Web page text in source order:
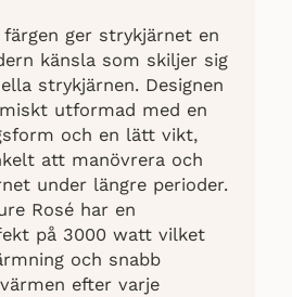
färgen ger strykjärnet en
känsla som skiljer sig
strykjärnen. Designen
utformad med en
och en lätt vikt,
att manövrera och
under längre perioder.
Rosé har en
på 3000 watt vilket
och snabb
efter varje